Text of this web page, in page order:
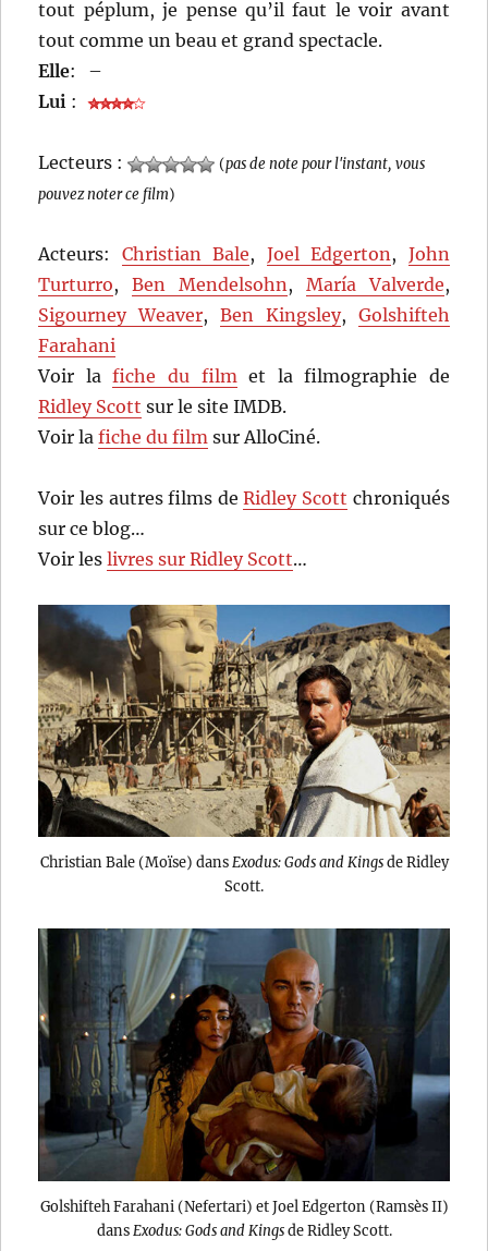
tout péplum, je pense qu’il faut le voir avant
tout comme un beau et grand spectacle.
Elle:
–
Lui :
Lecteurs : (pas de note pour l'instant, vous
pouvez noter ce film)
Acteurs: Christian Bale, Joel Edgerton, John
Turturro,Ben Mendelsohn, María Valverde,
Sigourney Weaver,Ben Kingsley, Golshifteh
Farahani
Voir lafiche du filmet la filmographie de
Ridley Scott sur le site IMDB.
Voir lafiche du film sur AlloCiné.
Voir les autres films deRidley Scott chroniqués
sur ce blog…
Voir leslivres sur Ridley Scott…
Christian Bale (Moïse) dans Exodus: Gods and Kingsde Ridley
Scott.
Golshifteh Farahani (Nefertari) et Joel Edgerton (Ramsès II)
dans Exodus: Gods and Kingsde Ridley Scott.